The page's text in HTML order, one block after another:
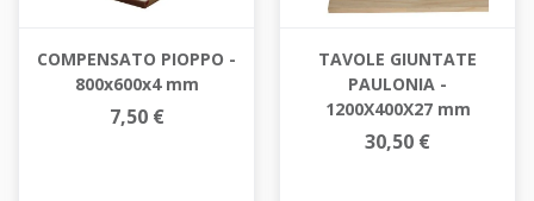
COMPENSATO PIOPPO -
800x600x4 mm
7,50 €
TAVOLE GIUNTATE
PAULONIA -
1200X400X27 mm
30,50 €